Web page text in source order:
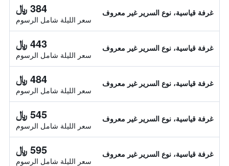
غرفة قياسية، نوع السرير غير معروف 384 ﷼
سعر الليلة شامل الرسوم
غرفة قياسية، نوع السرير غير معروف 443 ﷼
سعر الليلة شامل الرسوم
غرفة قياسية، نوع السرير غير معروف 484 ﷼
سعر الليلة شامل الرسوم
غرفة قياسية، نوع السرير غير معروف 545 ﷼
سعر الليلة شامل الرسوم
غرفة قياسية، نوع السرير غير معروف 595 ﷼
سعر الليلة شامل الرسوم